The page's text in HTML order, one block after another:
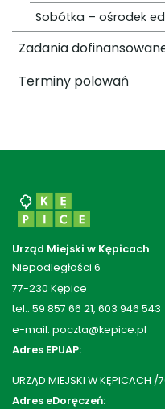
Sobótka – ośrodek
Zadania
Terminy polowań
Urząd Miejski w Kępicach
Niepodległości 6
77-230 Kępice
tel.: 59 857 66 21, 603 946 543
e-mail: poczta@kepice.pl
Adres EPUAP:
URZĄD MIEJSKI W
Adres eDoręczeń: